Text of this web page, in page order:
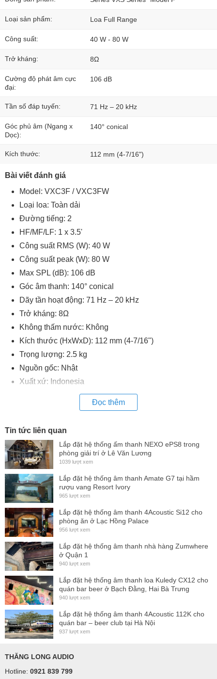
Loại sản phẩm: Loa Full Range
Công suất: 40 W - 80 W
Trở kháng: 8Ω
Cường độ phát âm cực
đại:
106 dB
Tần số đáp tuyến: 71 Hz – 20 kHz
Góc phủ âm (Ngang x
Dọc):
140° conical
Kích thước: 112 mm (4-7/16")
Bài viết đánh giá
Model: VXC3F / VXC3FW
Loại loa: Toàn dải
Đường tiếng: 2
HF/MF/LF: 1 x 3.5'
Công suất RMS (W): 40 W
Công suất peak (W): 80 W
Max SPL (dB): 106 dB
Góc âm thanh: 140° conical
Dãy tần hoạt động: 71 Hz – 20 kHz
Trở kháng: 8Ω
Không thấm nước: Không
Kích thước (HxWxD): 112 mm (4-7/16")
Trọng lượng: 2.5 kg
Nguồn gốc: Nhật
Xuất xứ: Indonesia
Đọc thêm
Tin tức liên quan
Lắp đặt hệ thống ấm thanh NEXO ePS8 trong
phòng giải trí ở Lê Văn Lương
1039 lượt xem
Lắp đặt hệ thống âm thanh Amate G7 tại hầm
rượu vang Resort Ivory
965 lượt xem
Lắp đặt hệ thống âm thanh 4Acoustic Si12 cho
phòng ăn ở Lạc Hồng Palace
956 lượt xem
Lắp đặt hệ thống âm thanh nhà hàng Zumwhere
ở Quận 1
940 lượt xem
Lắp đặt hệ thống âm thanh loa Kuledy CX12 cho
quán bar beer ở Bạch Đằng, Hai Bà Trưng
940 lượt xem
Lắp đặt hệ thống âm thanh 4Acoustic 112K cho
quán bar – beer club tại Hà Nội
937 lượt xem
THĂNG LONG AUDIO
Hotline: 0921 839 799